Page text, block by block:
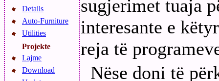
Details
Auto-Furniture
Utilities
Projekte
Lajme
Download
sugjerimet tuaja
interesante e
reja të
Nëse doni të